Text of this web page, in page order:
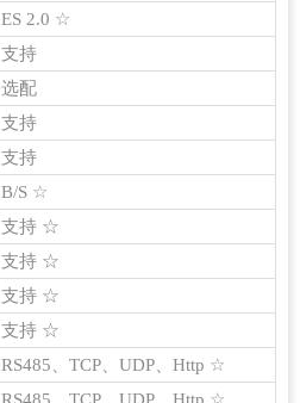
ES 2.0 ☆
支持
选配
支持
支持
B/S ☆
支持 ☆
支持 ☆
支持 ☆
支持 ☆
RS485、TCP、UDP、Http ☆